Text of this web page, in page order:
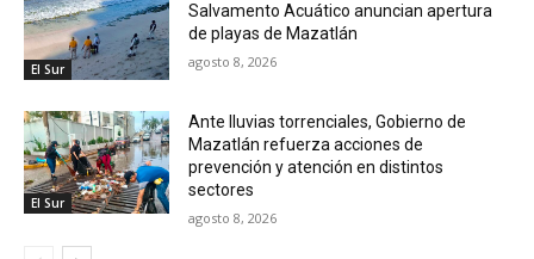
El Sur
Salvamento Acuático anuncian apertura
de playas de Mazatlán
agosto 8, 2026
El Sur
Ante lluvias torrenciales, Gobierno de
Mazatlán refuerza acciones de
prevención y atención en distintos
sectores
agosto 8, 2026